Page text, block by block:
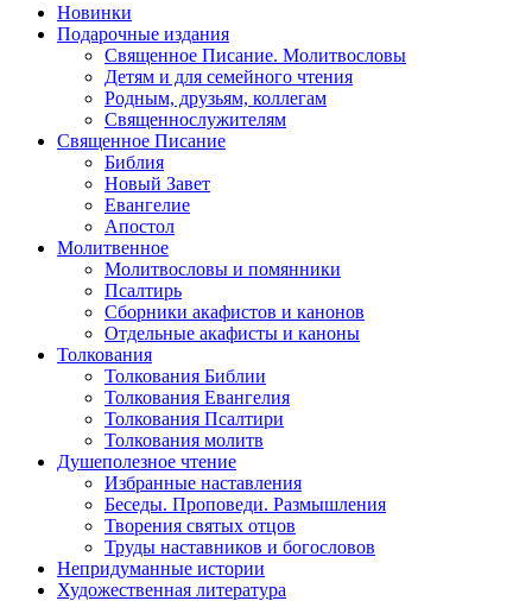
Новинки
Подарочные издания
Священное Писание. Молитвословы
Детям и для семейного чтения
Родным, друзьям, коллегам
Священнослужителям
Священное Писание
Библия
Новый Завет
Евангелие
Апостол
Молитвенное
Молитвословы и помянники
Псалтирь
Сборники акафистов и канонов
Отдельные акафисты и каноны
Толкования
Толкования Библии
Толкования Евангелия
Толкования Псалтири
Толкования молитв
Душеполезное чтение
Избранные наставления
Беседы. Проповеди. Размышления
Творения святых отцов
Труды наставников и богословов
Непридуманные истории
Художественная литература